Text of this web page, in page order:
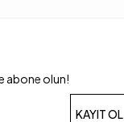
abone olun!
KAYIT OL